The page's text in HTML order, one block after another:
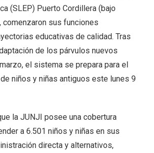
(SLEP) Puerto Cordillera (bajo
comenzaron sus funciones
educativas de calidad. Tras
de los párvulos nuevos
el sistema se prepara para el
niños y niñas antiguos este lunes 9
la JUNJI posee una cobertura
a 6.501 niños y niñas en sus
directa y alternativos,